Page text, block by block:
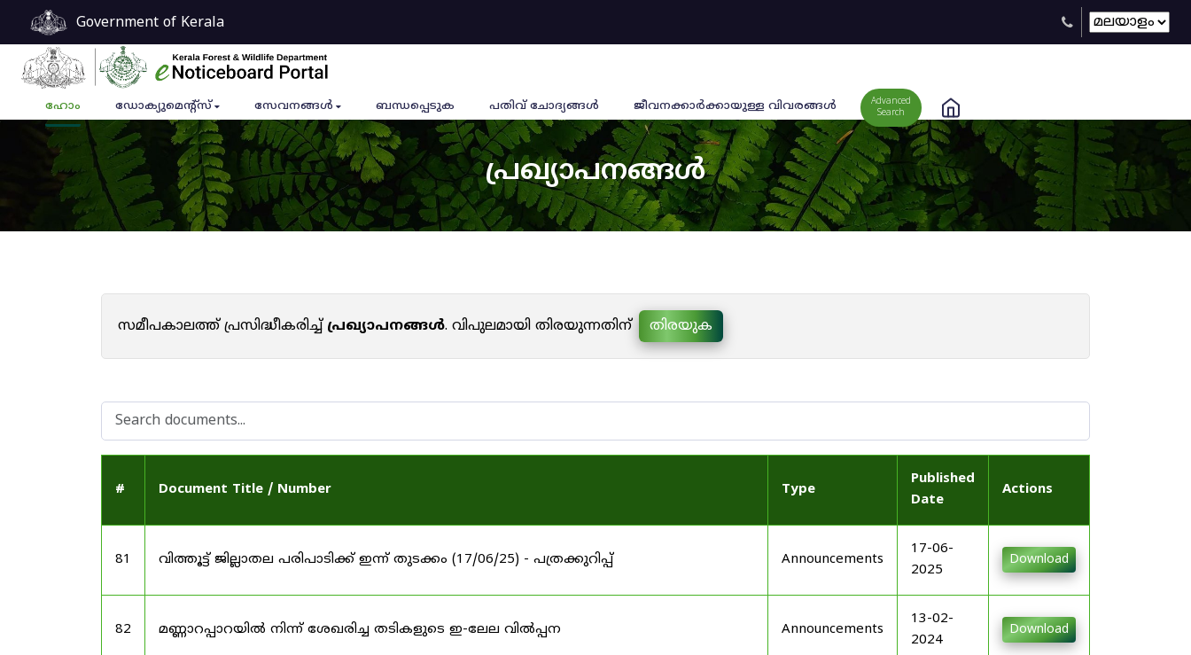
Government of Kerala
ഹോം ഡോക്യുമെൻ്റ്സ് സേവനങ്ങൾ ബന്ധപ്പെടുക പതിവ് ചോദ്യങ്ങൾ ജീവനക്കാര്‍ക്കായുള്ള വിവരങ്ങള്‍
Advanced
Search
പ്രഖ്യാപനങ്ങൾ
സമീപകാലത്ത് പ്രസിദ്ധീകരിച്ച്പ്രഖ്യാപനങ്ങൾ. വിപുലമായി തിരയുന്നതിന് തിരയുക
# Document Title / Number Type
Published
Date
Actions
81 വിത്തൂട്ട് ജില്ലാതല പരിപാടിക്ക് ഇന്ന് തുടക്കം (17/06/25) - പത്രക്കുറിപ്പ് Announcements
17-06-
2025
Download
82 മണ്ണാറപ്പാറയിൽ നിന്ന് ശേഖരിച്ച തടികളുടെ ഇ-ലേല വിൽപ്പന Announcements
13-02-
2024
Download